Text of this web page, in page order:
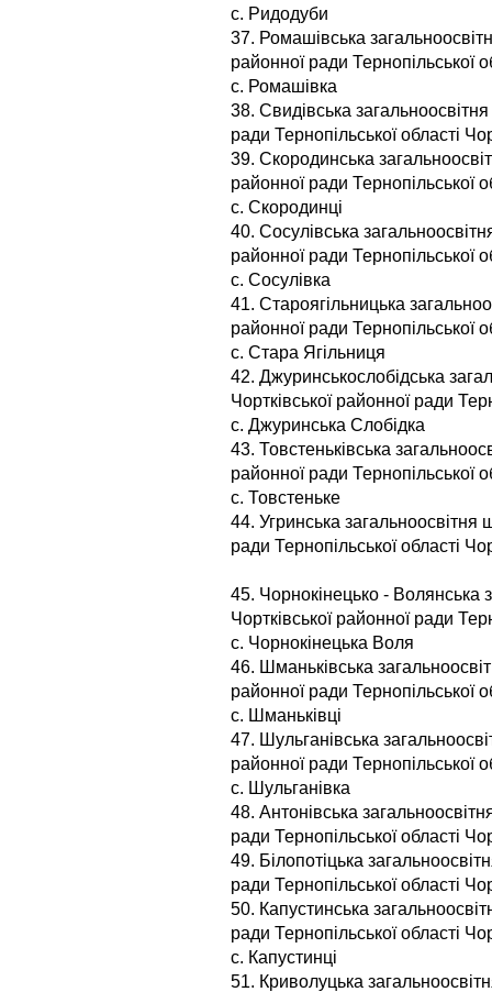
с. Ридодуби
37. Ромашівська
районної ради Тернопільської
с. Ромашівка
38. Свидівська загальноосвітня
ради Тернопільської області
39. Скородинська
районної ради Тернопільської
с. Скородинці
40. Сосулівська
районної ради Тернопільської
с. Сосулівка
41. Староягільницька
районної ради Тернопільської
с. Стара Ягільниця
42. Джуринськослобідська
Чортківської районної ради
с. Джуринська Слобідка
43. Товстеньківська
районної ради Тернопільської
с. Товстеньке
44. Угринська загальноосвітня
ради Тернопільської області
45. Чорнокінецько - Волянська
Чортківської районної ради
с. Чорнокінецька Воля
46. Шманьківська
районної ради Тернопільської
с. Шманьківці
47. Шульганівська
районної ради Тернопільської
с. Шульганівка
48. Антонівська
ради Тернопільської області
49. Білопотіцька
ради Тернопільської області
50. Капустинська
ради Тернопільської області
с. Капустинці
51. Криволуцька